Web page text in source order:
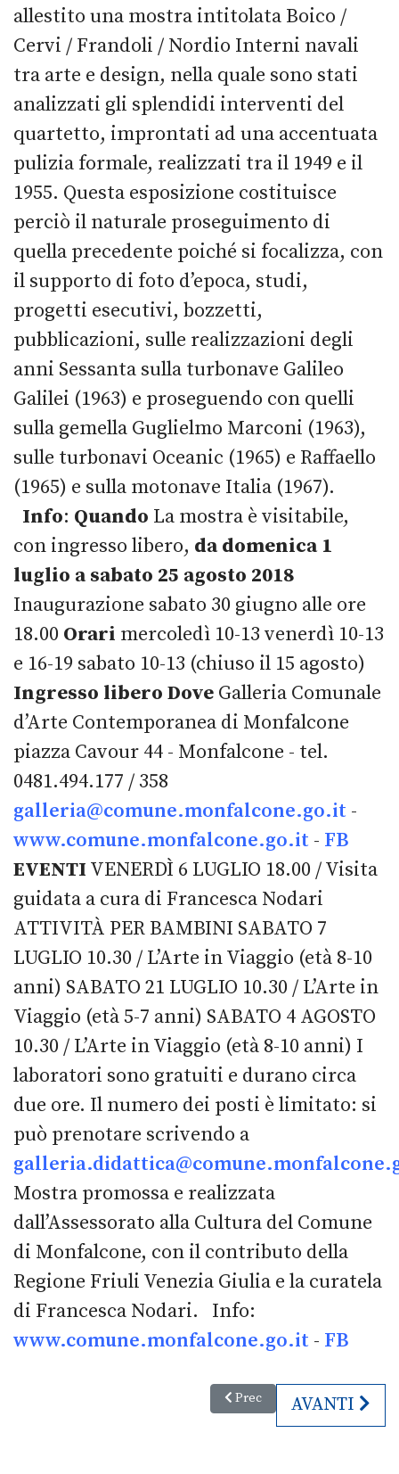
allestito una mostra intitolata Boico /
Cervi / Frandoli / Nordio Interni navali
tra arte e design, nella quale sono stati
analizzati gli splendidi interventi del
quartetto, improntati ad una accentuata
pulizia formale, realizzati tra il 1949 e il
1955. Questa esposizione costituisce
perciò il naturale proseguimento di
quella precedente poiché si focalizza, con
il supporto di foto d’epoca, studi,
progetti esecutivi, bozzetti,
pubblicazioni, sulle realizzazioni degli
anni Sessanta sulla turbonave Galileo
Galilei (1963) e proseguendo con quelli
sulla gemella Guglielmo Marconi (1963),
sulle turbonavi Oceanic (1965) e Raffaello
(1965) e sulla motonave Italia (1967).
Info: Quando La mostra è visitabile,
con ingresso libero, da domenica 1
luglio a sabato 25 agosto 2018
Inaugurazione sabato 30 giugno alle ore
18.00 Orari mercoledì 10-13 venerdì 10-13
e 16-19 sabato 10-13 (chiuso il 15 agosto)
Ingresso libero Dove Galleria Comunale
d’Arte Contemporanea di Monfalcone
piazza Cavour 44 - Monfalcone - tel.
0481.494.177 / 358
galleria@comune.monfalcone.go.it -
www.comune.monfalcone.go.it - FB
EVENTI VENERDÌ 6 LUGLIO 18.00 / Visita
guidata a cura di Francesca Nodari
ATTIVITÀ PER BAMBINI SABATO 7
LUGLIO 10.30 / L’Arte in Viaggio (età 8-10
anni) SABATO 21 LUGLIO 10.30 / L’Arte in
Viaggio (età 5-7 anni) SABATO 4 AGOSTO
10.30 / L’Arte in Viaggio (età 8-10 anni) I
laboratori sono gratuiti e durano circa
due ore. Il numero dei posti è limitato: si
può prenotare scrivendo a
Mostra promossa e realizzata
dall’Assessorato alla Cultura del Comune
di Monfalcone, con il contributo della
Regione Friuli Venezia Giulia e la curatela
di Francesca Nodari. Info:
www.comune.monfalcone.go.it - FB
Articolo precedente: Sabo
Prec ARTICOLO
AVANTI